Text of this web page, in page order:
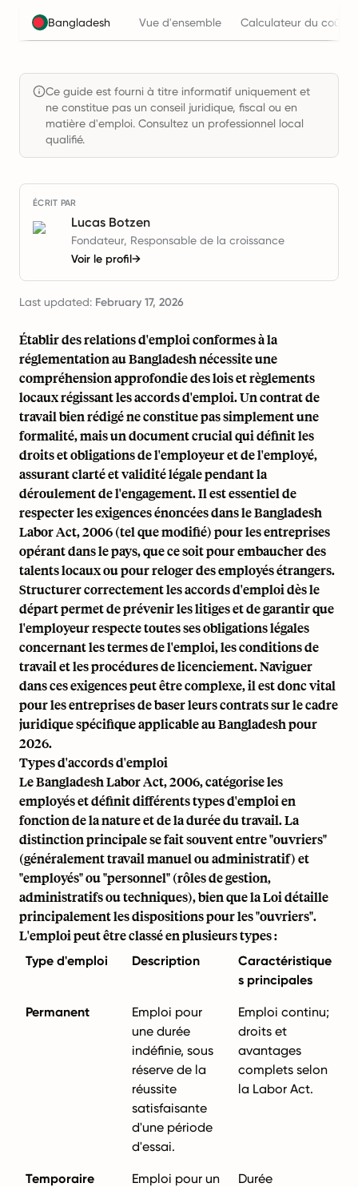
Bangladesh Vue d'ensemble Calculateur du coût
Ce guide est fourni à titre informatif uniquement et
ne constitue pas un conseil juridique, fiscal ou en
matière d'emploi. Consultez un professionnel local
qualifié.
ÉCRIT PAR
Lucas Botzen
Fondateur, Responsable de la croissance
Voir le profil→
Last updated: February 17, 2026
Établir des relations d'emploi conformes à la
réglementation au Bangladesh nécessite une
compréhension approfondie des lois et règlements
locaux régissant les accords d'emploi. Un contrat de
travail bien rédigé ne constitue pas simplement une
formalité, mais un document crucial qui définit les
droits et obligations de l'employeur et de l'employé,
assurant clarté et validité légale pendant la
déroulement de l'engagement. Il est essentiel de
respecter les exigences énoncées dans le Bangladesh
Labor Act, 2006 (tel que modifié) pour les entreprises
opérant dans le pays, que ce soit pour embaucher des
talents locaux ou pour reloger des employés étrangers.
Structurer correctement les accords d'emploi dès le
départ permet de prévenir les litiges et de garantir que
l'employeur respecte toutes ses obligations légales
concernant les termes de l'emploi, les conditions de
travail et les procédures de licenciement. Naviguer
dans ces exigences peut être complexe, il est donc vital
pour les entreprises de baser leurs contrats sur le cadre
juridique spécifique applicable au Bangladesh pour
2026.
Types d'accords d'emploi
Le Bangladesh Labor Act, 2006, catégorise les
employés et définit différents types d'emploi en
fonction de la nature et de la durée du travail. La
distinction principale se fait souvent entre "ouvriers"
(généralement travail manuel ou administratif) et
"employés" ou "personnel" (rôles de gestion,
administratifs ou techniques), bien que la Loi détaille
principalement les dispositions pour les "ouvriers".
L'emploi peut être classé en plusieurs types :
Type d'emploi Description
Caractéristique
s principales
Permanent
Emploi pour
une durée
indéfinie, sous
réserve de la
réussite
satisfaisante
d'une période
d'essai.
Emploi continu;
droits et
avantages
complets selon
la Labor Act.
Temporaire
Emploi pour un
Durée